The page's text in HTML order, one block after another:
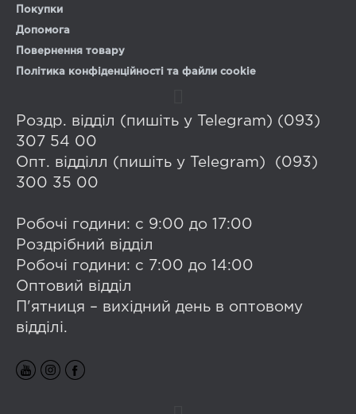
Покупки
Допомога
Повернення товару
Політика конфіденційності та файли cookie
Роздр. відділ (пишіть у Telegram) (093)
307 54 00
Опт. відділл (пишіть у Telegram) (093)
300 35 00
Робочі години: с 9:00 до 17:00
Роздрібний відділ
Робочі години: с 7:00 до 14:00
Оптовий відділ
П'ятниця – вихідний день в оптовому
відділі.